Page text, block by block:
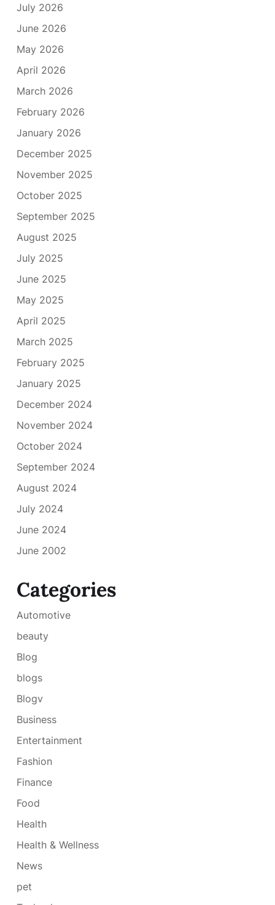
July 2026
June 2026
May 2026
April 2026
March 2026
February 2026
January 2026
December 2025
November 2025
October 2025
September 2025
August 2025
July 2025
June 2025
May 2025
April 2025
March 2025
February 2025
January 2025
December 2024
November 2024
October 2024
September 2024
August 2024
July 2024
June 2024
June 2002
Categories
Automotive
beauty
Blog
blogs
Blogv
Business
Entertainment
Fashion
Finance
Food
Health
Health & Wellness
News
pet